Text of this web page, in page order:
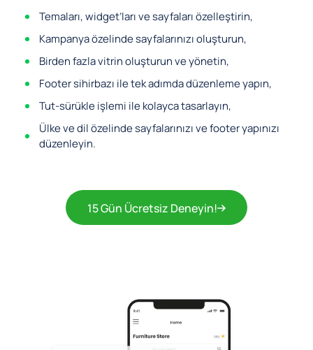
Temaları, widget’ları ve sayfaları özelleştirin,
Kampanya özelinde sayfalarınızı oluşturun,
Birden fazla vitrin oluşturun ve yönetin,
Footer sihirbazı ile tek adımda düzenleme yapın,
Tut-sürükle işlemi ile kolayca tasarlayın,
Ülke ve dil özelinde sayfalarınızı ve footer yapınızı
düzenleyin.
15 Gün Ücretsiz Deneyin!